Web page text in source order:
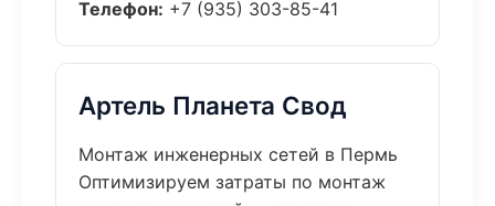
Телефон: +7 (935) 303-85-41
Артель Планета Свод
Монтаж инженерных сетей в Пермь
Оптимизируем затраты по монтаж